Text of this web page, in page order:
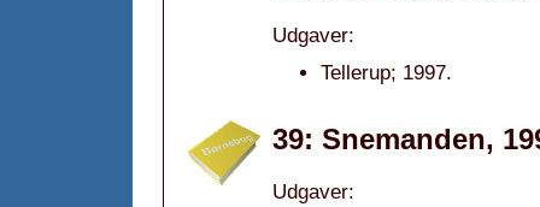
Udgaver:
Tellerup; 1997.
39: Snemanden,
Udgaver: